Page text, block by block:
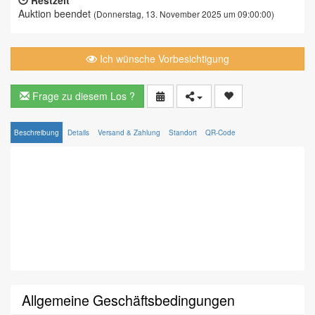
Auktion beendet (Donnerstag, 13. November 2025 um 09:00:00)
Ich wünsche Vorbesichtigung
Frage zu diesem Los ?
Beschreibung Details Versand & Zahlung Standort QR-Code
Allgemeine Geschäftsbedingungen